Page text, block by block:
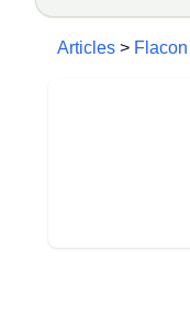
Articles > Flacon